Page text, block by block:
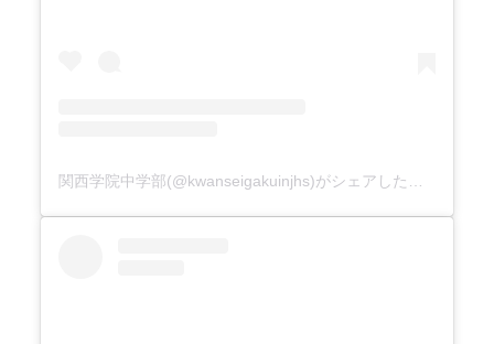
関西学院中学部(@kwanseigakuinjhs)がシェアした投稿